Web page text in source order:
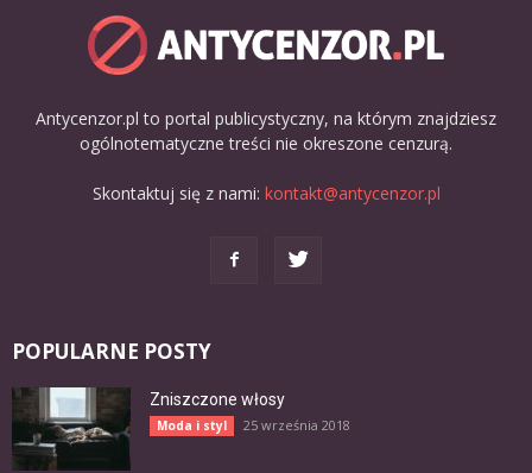
Antycenzor.pl to portal publicystyczny, na którym znajdziesz
ogólnotematyczne treści nie okreszone cenzurą.
Skontaktuj się z nami: kontakt@antycenzor.pl
POPULARNE POSTY
Zniszczone włosy
Moda i styl 25 września 2018